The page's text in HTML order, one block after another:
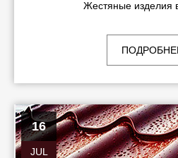
Жестяные изделия
16
JUL